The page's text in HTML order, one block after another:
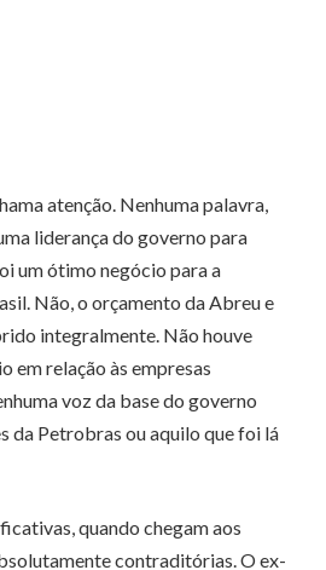
atenção. Nenhuma palavra,
liderança do governo para
um ótimo negócio para a
Não, o orçamento da Abreu e
integralmente. Não houve
em relação às empresas
voz da base do governo
da Petrobras ou aquilo que foi lá
quando chegam aos
contraditórias. O ex-